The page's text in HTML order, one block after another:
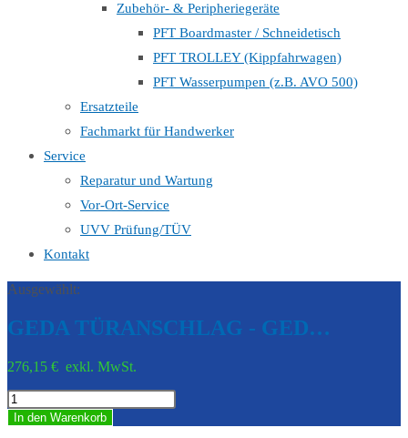
Zubehör- & Peripheriegeräte
PFT Boardmaster / Schneidetisch
PFT TROLLEY (Kippfahrwagen)
PFT Wasserpumpen (z.B. AVO 500)
Ersatzteile
Fachmarkt für Handwerker
Service
Reparatur und Wartung
Vor-Ort-Service
UVV Prüfung/TÜV
Kontakt
Ausgewählt:
GEDA TÜRANSCHLAG - GED…
276,15 € exkl. MwSt.
GEDA
TÜRANSCHLAG
-
In den Warenkorb